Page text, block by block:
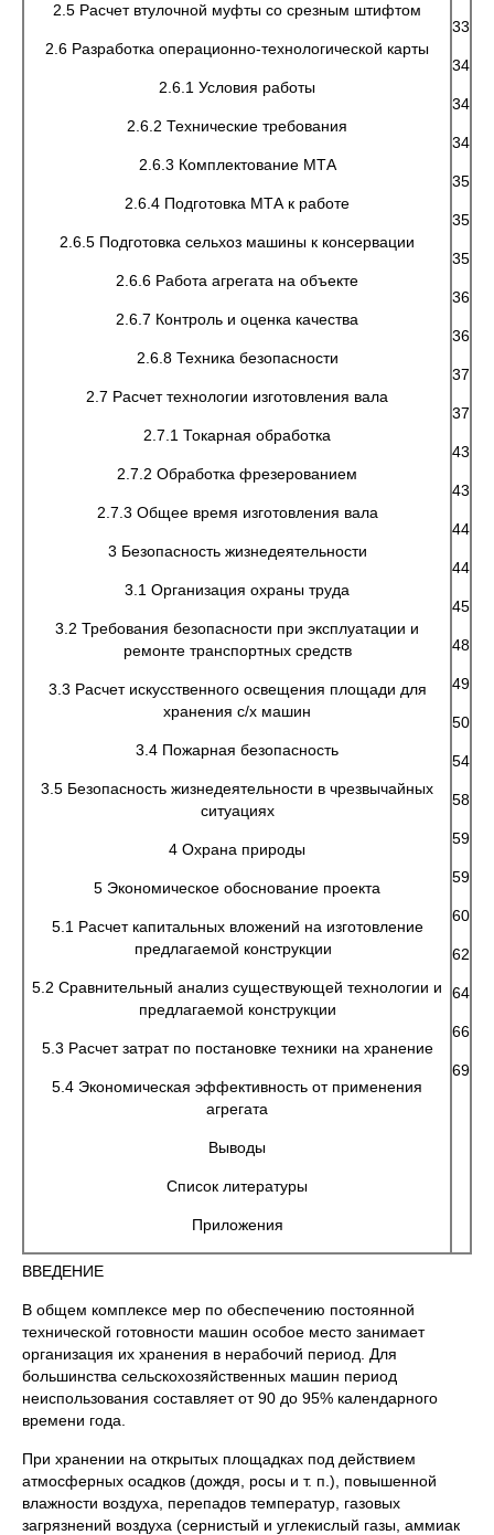
2.5 Расчет втулочной муфты со срезным штифтом
2.6 Разработка операционно-технологической карты
2.6.1 Условия работы
2.6.2 Технические требования
2.6.3 Комплектование МТА
2.6.4 Подготовка МТА к работе
2.6.5 Подготовка сельхоз машины к консервации
2.6.6 Работа агрегата на объекте
2.6.7 Контроль и оценка качества
2.6.8 Техника безопасности
2.7 Расчет технологии изготовления вала
2.7.1 Токарная обработка
2.7.2 Обработка фрезерованием
2.7.3 Общее время изготовления вала
3 Безопасность жизнедеятельности
3.1 Организация охраны труда
3.2 Требования безопасности при эксплуатации и
ремонте транспортных средств
3.3 Расчет искусственного освещения площади для
хранения с/х машин
3.4 Пожарная безопасность
3.5 Безопасность жизнедеятельности в чрезвычайных
ситуациях
4 Охрана природы
5 Экономическое обоснование проекта
5.1 Расчет капитальных вложений на изготовление
предлагаемой конструкции
5.2 Сравнительный анализ существующей технологии и
предлагаемой конструкции
5.3 Расчет затрат по постановке техники на хранение
5.4 Экономическая эффективность от применения
агрегата
Выводы
Список литературы
Приложения
33
34
34
34
35
35
35
36
36
37
37
43
43
44
44
45
48
49
50
54
58
59
59
60
62
64
66
69
ВВЕДЕНИЕ
В общем комплексе мер по обеспечению постоянной
технической готовности машин особое место занимает
организация их хранения в нерабочий период. Для
большинства сельскохозяйственных машин период
неиспользования составляет от 90 до 95% календарного
времени года.
При хранении на открытых площадках под действием
атмосферных осадков (дождя, росы и т. п.), повышенной
влажности воздуха, перепадов температур, газовых
загрязнений воздуха (сернистый и углекислый газы, аммиак